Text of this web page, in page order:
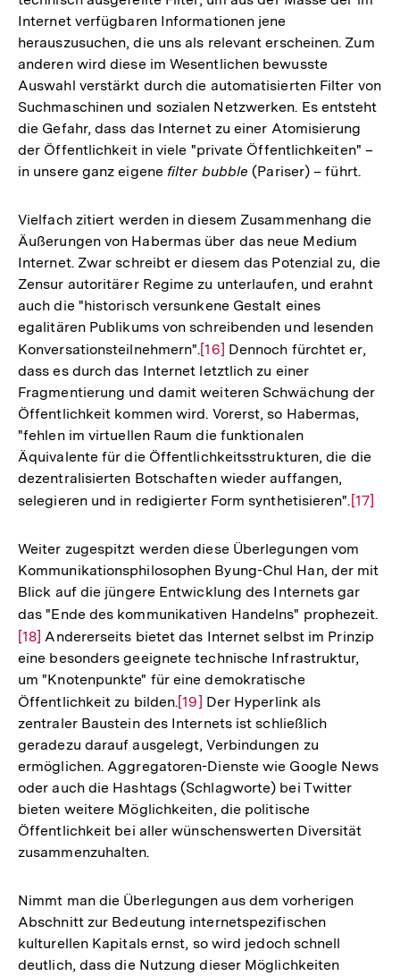
Internet verfügbaren Informationen jene
herauszusuchen, die uns als relevant erscheinen. Zum
anderen wird diese im Wesentlichen bewusste
Auswahl verstärkt durch die automatisierten Filter von
Suchmaschinen und sozialen Netzwerken. Es entsteht
die Gefahr, dass das Internet zu einer Atomisierung
der Öffentlichkeit in viele "private Öffentlichkeiten" –
in unsere ganz eigene filter bubble(Pariser) –führt.
Vielfach zitiert werden in diesem Zusammenhang die
Äußerungen von Habermas über das neue Medium
Internet. Zwar schreibt er diesem das Potenzial zu, die
Zensur autoritärer Regime zu unterlaufen, und erahnt
auch die "historisch versunkene Gestalt eines
egalitären Publikums von schreibenden und lesenden
Konversationsteilnehmern".Zur
Auflösung
der
Fußnote
[16] Dennoch fürchtet er,
dass es durch das Internet letztlich zu einer
Fragmentierung und damit weiteren Schwächung der
Öffentlichkeit kommen wird. Vorerst, so Habermas,
"fehlen im virtuellen Raum die funktionalen
Äquivalente für die Öffentlichkeitsstrukturen, die die
dezentralisierten Botschaften wieder auffangen,
selegieren und in redigierter Form synthetisieren". Zur
der
[17]
Weiter zugespitzt werden diese Überlegungen vom
Kommunikationsphilosophen Byung-Chul Han, der mit
Blick auf die jüngere Entwicklung des Internets gar
das "Ende des kommunikativen Handelns" prophezeit.
[18] Andererseits bietet das Internet selbst im Prinzip
eine besonders geeignete technische Infrastruktur,
um "Knotenpunkte" für eine demokratische
Öffentlichkeit zu bilden.Zur
Auflösung
der
Fußnote
[19] Der Hyperlink als
zentraler Baustein des Internets ist schließlich
geradezu darauf ausgelegt, Verbindungen zu
ermöglichen. Aggregatoren-Dienste wie Google News
oder auch die Hashtags (Schlagworte) bei Twitter
bieten weitere Möglichkeiten, die politische
Öffentlichkeit bei aller wünschenswerten Diversität
zusammenzuhalten.
Nimmt man die Überlegungen aus dem vorherigen
Abschnitt zur Bedeutung internetspezifischen
kulturellen Kapitals ernst, so wird jedoch schnell
deutlich, dass die Nutzung dieser Möglichkeiten